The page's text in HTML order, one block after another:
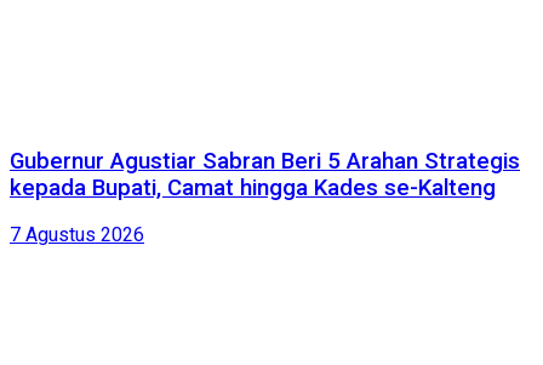
Gubernur Agustiar Sabran Beri 5 Arahan Strategis
kepada Bupati, Camat hingga Kades se-Kalteng
7 Agustus 2026